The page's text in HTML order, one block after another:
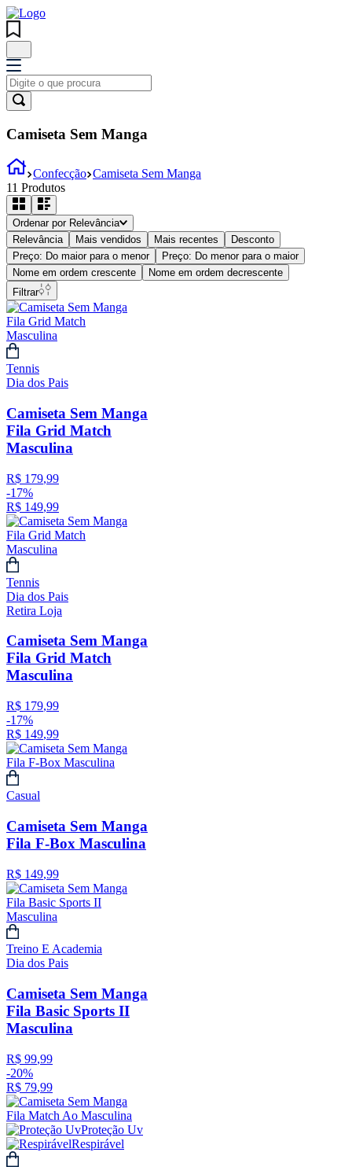
Camiseta Sem Manga
Confecção Camiseta Sem Manga
11 Produtos
Ordenar por Relevância
Relevância
Mais vendidos Mais recentes
Desconto
Preço: Do maior para o menor
Preço: Do menor para o maior
Nome em ordem crescente
Nome em ordem decrescente
Filtrar
Tennis
Dia dos Pais
Camiseta Sem Manga
Fila Grid Match
Masculina
R$ 179,99
-17%
R$ 149,99
Tennis
Dia dos Pais
Retira Loja
Camiseta Sem Manga
Fila Grid Match
Masculina
R$ 179,99
-17%
R$ 149,99
Casual
Camiseta Sem Manga
Fila F-Box Masculina
R$ 149,99
Treino E Academia
Dia dos Pais
Camiseta Sem Manga
Fila Basic Sports II
Masculina
R$ 99,99
-20%
R$ 79,99
Proteção Uv
Respirável